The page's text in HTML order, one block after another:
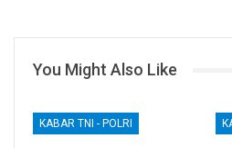
You Might Also Like
KABAR TNI - POLRI